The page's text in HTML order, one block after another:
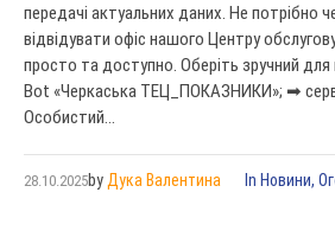
передачі актуальних даних. Не потрібно
відвідувати офіс нашого Центру
просто та доступно. Оберіть зручний
Bot «Черкаська ТЕЦ_ПОКАЗНИКИ»; ➡
Особистий...
28.10.2025by Дука Валентина In Новини,